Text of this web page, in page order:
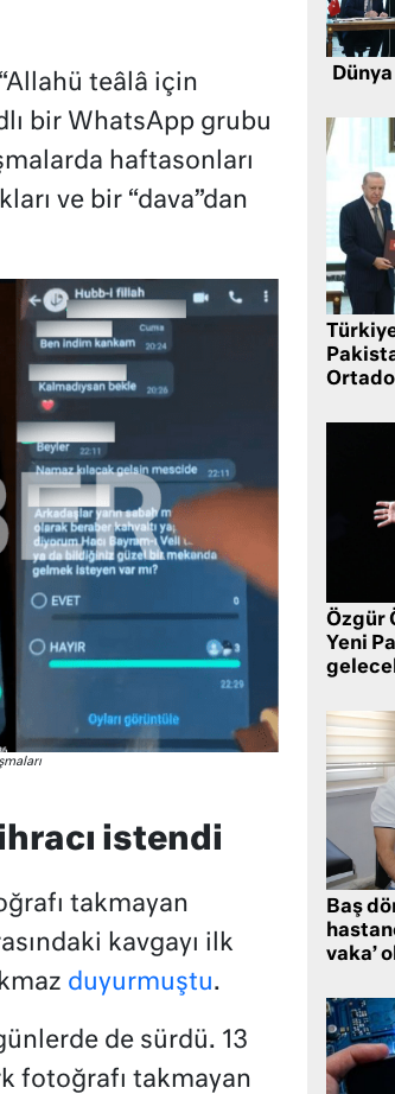
teâlâ için
bir WhatsApp grubu
haftasonları
ve bir “dava”dan
istendi
takmayan
kavgayı ilk
duyurmuştu.
de sürdü. 13
fotoğrafı takmayan
Özgür
Yeni
Baş
vaka’